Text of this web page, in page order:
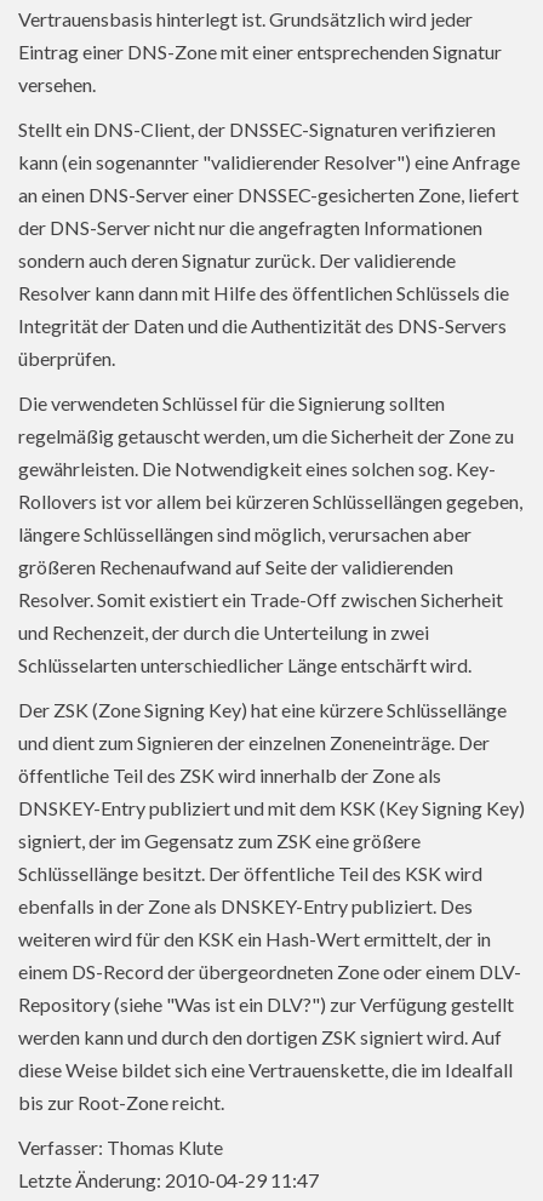
Vertrauensbasis hinterlegt ist. Grundsätzlich wird jeder
Eintrag einer DNS-Zone mit einer entsprechenden Signatur
versehen.
Stellt ein DNS-Client, der DNSSEC-Signaturen verifizieren
kann (ein sogenannter "validierender Resolver") eine Anfrage
an einen DNS-Server einer DNSSEC-gesicherten Zone, liefert
der DNS-Server nicht nur die angefragten Informationen
sondern auch deren Signatur zurück. Der validierende
Resolver kann dann mit Hilfe des öffentlichen Schlüssels die
Integrität der Daten und die Authentizität des DNS-Servers
überprüfen.
Die verwendeten Schlüssel für die Signierung sollten
regelmäßig getauscht werden, um die Sicherheit der Zone zu
gewährleisten. Die Notwendigkeit eines solchen sog. Key-
Rollovers ist vor allem bei kürzeren Schlüssellängen gegeben,
längere Schlüssellängen sind möglich, verursachen aber
größeren Rechenaufwand auf Seite der validierenden
Resolver. Somit existiert ein Trade-Off zwischen Sicherheit
und Rechenzeit, der durch die Unterteilung in zwei
Schlüsselarten unterschiedlicher Länge entschärft wird.
Der ZSK (Zone Signing Key) hat eine kürzere Schlüssellänge
und dient zum Signieren der einzelnen Zoneneinträge. Der
öffentliche Teil des ZSK wird innerhalb der Zone als
DNSKEY-Entry publiziert und mit dem KSK (Key Signing Key)
signiert, der im Gegensatz zum ZSK eine größere
Schlüssellänge besitzt. Der öffentliche Teil des KSK wird
ebenfalls in der Zone als DNSKEY-Entry publiziert. Des
weiteren wird für den KSK ein Hash-Wert ermittelt, der in
einem DS-Record der übergeordneten Zone oder einem DLV-
Repository (siehe "Was ist ein DLV?") zur Verfügung gestellt
werden kann und durch den dortigen ZSK signiert wird. Auf
diese Weise bildet sich eine Vertrauenskette, die im Idealfall
bis zur Root-Zone reicht.
Verfasser: Thomas Klute
Letzte Änderung: 2010-04-29 11:47